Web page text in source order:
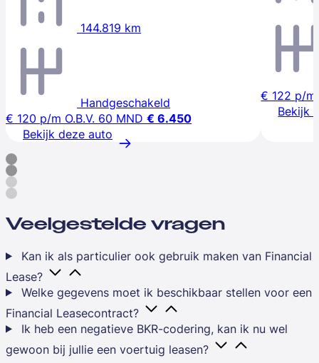
144.819 km
Handgeschakeld
€ 120 p/m O.B.V. 60 MND € 6.450
Bekijk deze auto
€ 122 p/m
Bekijk
Veelgestelde vragen
Kan ik als particulier ook gebruik maken van Financial
Lease?
Welke gegevens moet ik beschikbaar stellen voor een
Financial Leasecontract?
Ik heb een negatieve BKR-codering, kan ik nu wel
gewoon bij jullie een voertuig leasen?